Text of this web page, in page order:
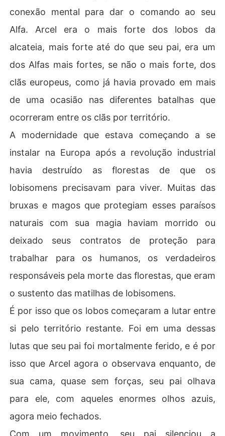
conexão mental para dar o comando ao seu
Alfa. Arcel era o mais forte dos lobos da
alcateia, mais forte até do que seu pai, era um
dos Alfas mais fortes, se não o mais forte, dos
clãs europeus, como já havia provado em mais
de uma ocasião nas diferentes batalhas que
ocorreram entre os clãs por território.
A modernidade que estava começando a se
instalar na Europa após a revolução industrial
havia destruído as florestas de que os
lobisomens precisavam para viver. Muitas das
bruxas e magos que protegiam esses paraísos
naturais com sua magia haviam morrido ou
deixado seus contratos de proteção para
trabalhar para os humanos, os verdadeiros
responsáveis pela morte das florestas, que eram
o sustento das matilhas de lobisomens.
É por isso que os lobos começaram a lutar entre
si pelo território restante. Foi em uma dessas
lutas que seu pai foi mortalmente ferido, e é por
isso que Arcel agora o observava enquanto, de
sua cama, quase sem forças, seu pai olhava
para ele, com aqueles enormes olhos azuis,
agora meio fechados.
Com um movimento, seu pai silenciou a